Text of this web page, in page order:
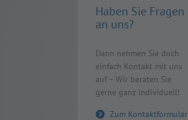
Haben Sie Fragen
an uns?
Dann nehmen Sie doch
einfach Kontakt mit uns
auf – Wir beraten Sie
gerne ganz individuell!
Zum Kontaktformular